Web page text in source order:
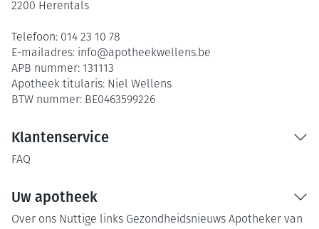
2200 Herentals
Telefoon: 014 23 10 78
E-mailadres: info@apotheekwellens.be
APB nummer: 131113
Apotheek titularis: Niel Wellens
BTW nummer: BE0463599226
Klantenservice
FAQ
Uw apotheek
Over ons Nuttige links Gezondheidsnieuws Apotheker van